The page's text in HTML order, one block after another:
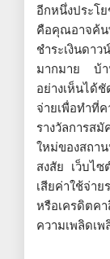
อีกหนึ่งประโ
คือคุณอาจค้น
ชำระเงินดา
มากมาย บ้า
อย่างเห็นไ
จ่ายเพื่อทำที่
รางวัลการสมั
ใหม่ของสถา
สงสัย เว็บไซ
เสียค่าใช้จ่าย
หรือเครดิตค
ความเพลิดเ